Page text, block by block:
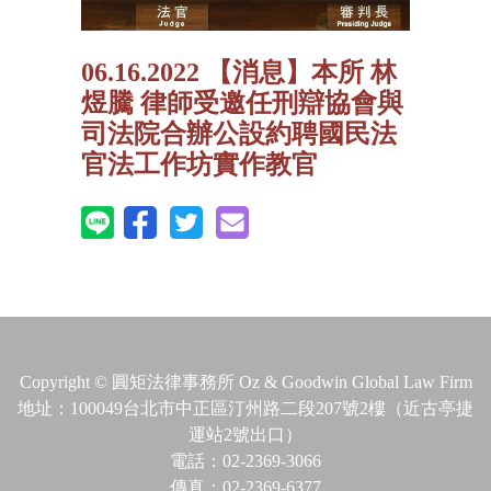
06.16.2022 【消息】本所 林
煜騰 律師受邀任刑辯協會與
司法院合辦公設約聘國民法
官法工作坊實作教官
Copyright © 圓矩法律事務所 Oz & Goodwin Global Law Firm
地址：100049台北市中正區汀州路二段207號2樓（近古亭捷
運站2號出口）
電話：02-2369-3066
傳真：02-2369-6377